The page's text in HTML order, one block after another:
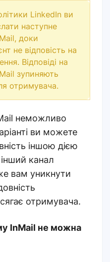
LinkedIn ви
наступне
доки
не відповість на
Відповіді на
зупиняють
отримувача.
неможливо
ви можете
іншою дією
інший канал
вам уникнути
отримувача.
InMail не можна